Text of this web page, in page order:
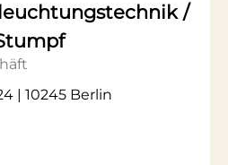
/
| 10245 Berlin